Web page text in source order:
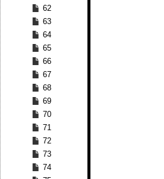
62
63
64
65
66
67
68
69
70
71
72
73
74